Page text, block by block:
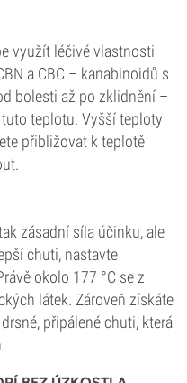
využít léčivé vlastnosti
a CBC – kanabinoidů s
bolesti až po zklidnění –
teplotu. Vyšší teploty
přibližovat k teplotě
zásadní síla účinku, ale
chuti, nastavte
okolo 177 °C se z
látek. Zároveň získáte
připálené chuti, která